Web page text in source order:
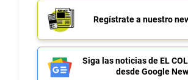
Regístrate a nuestro
Siga las noticias de EL
desde Google